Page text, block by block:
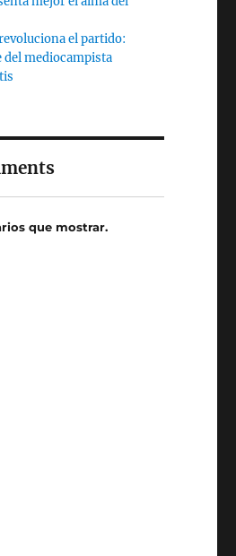
el partido:
del mediocampista
que mostrar.